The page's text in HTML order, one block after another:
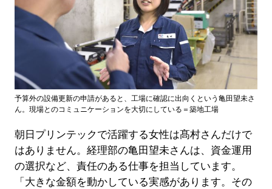
予算外の設備更新の申請があると、工場に確認に出向くという亀田望未さ
ん。現場とのコミュニケーションを大切にしている＝築地工場
朝日プリンテックで活躍する女性は髙村さんだけで
はありません。経理部の亀田望未さんは、資金運用
の選択など、責任のある仕事を担当しています。
「大きな金額を動かしている実感があります。その